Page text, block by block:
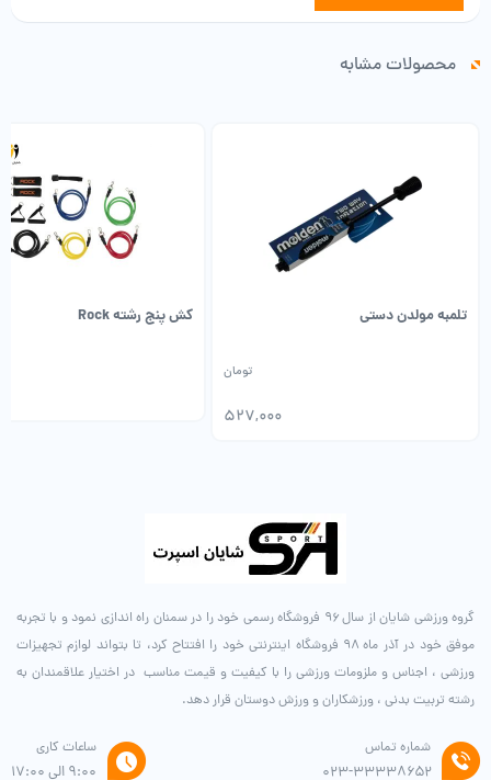
محصولات مشابه
تلمبه مولدن دستی
527,000
تومان
کش پنج رشته Rock
گروه ورزشی شایان از سال ۹۶ فروشگاه رسمی خود را در سمنان راه اندازی نمود و با تجربه
موفق خود در آذر ماه ۹۸ فروشگاه اینترنتی خود را افتتاح کرد، تا بتواند لوازم تجهیزات
ورزشی ، اجناس و ملزومات ورزشی را با کیفیت و قیمت مناسب در اختیار علاقمندان به
رشته تربیت بدنی ، ورزشکاران و ورزش دوستان قرار دهد.
شماره تماس
۰۲۳-۳۳۳۳۸۶۵۲
ساعات کاری
9:00 الی 17:00